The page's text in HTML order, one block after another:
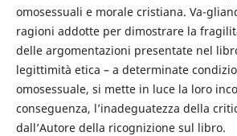
omosessuali e morale cristiana. Va-
ragioni addotte per dimostrare la
delle argomentazioni presentate nel
legittimità etica – a determinate
omosessuale, si mette in luce la loro
conseguenza, l’inadeguatezza della
dall’Autore della ricognizione sul libro.